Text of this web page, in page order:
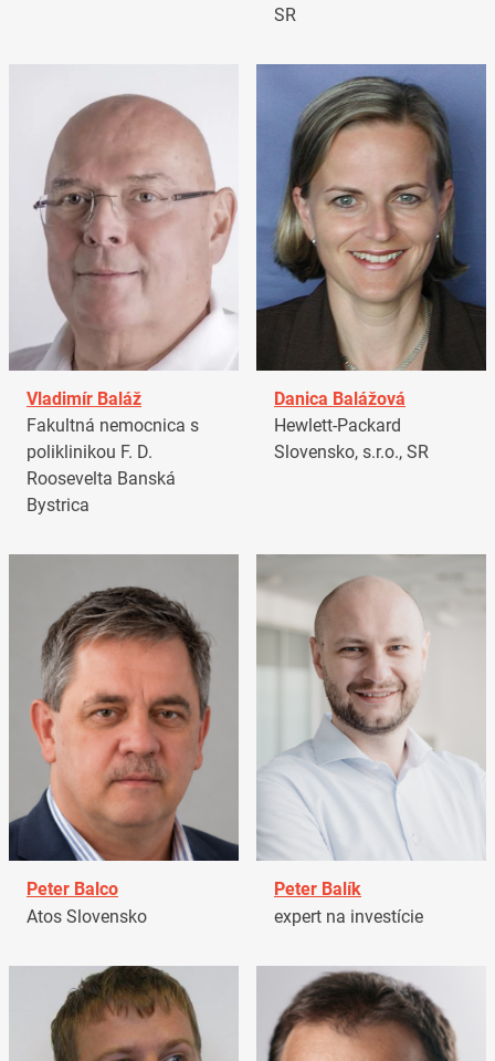
SR
Vladimír Baláž
Fakultná nemocnica s
poliklinikou F. D.
Roosevelta Banská
Bystrica
Danica Balážová
Hewlett-Packard
Slovensko, s.r.o., SR
Peter Balco
Atos Slovensko
Peter Balík
expert na investície